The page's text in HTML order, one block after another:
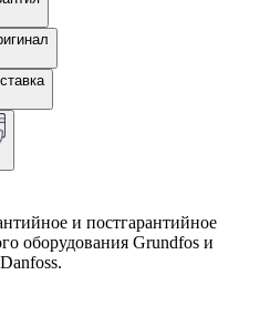
и постгарантийное
оборудования Grundfos и